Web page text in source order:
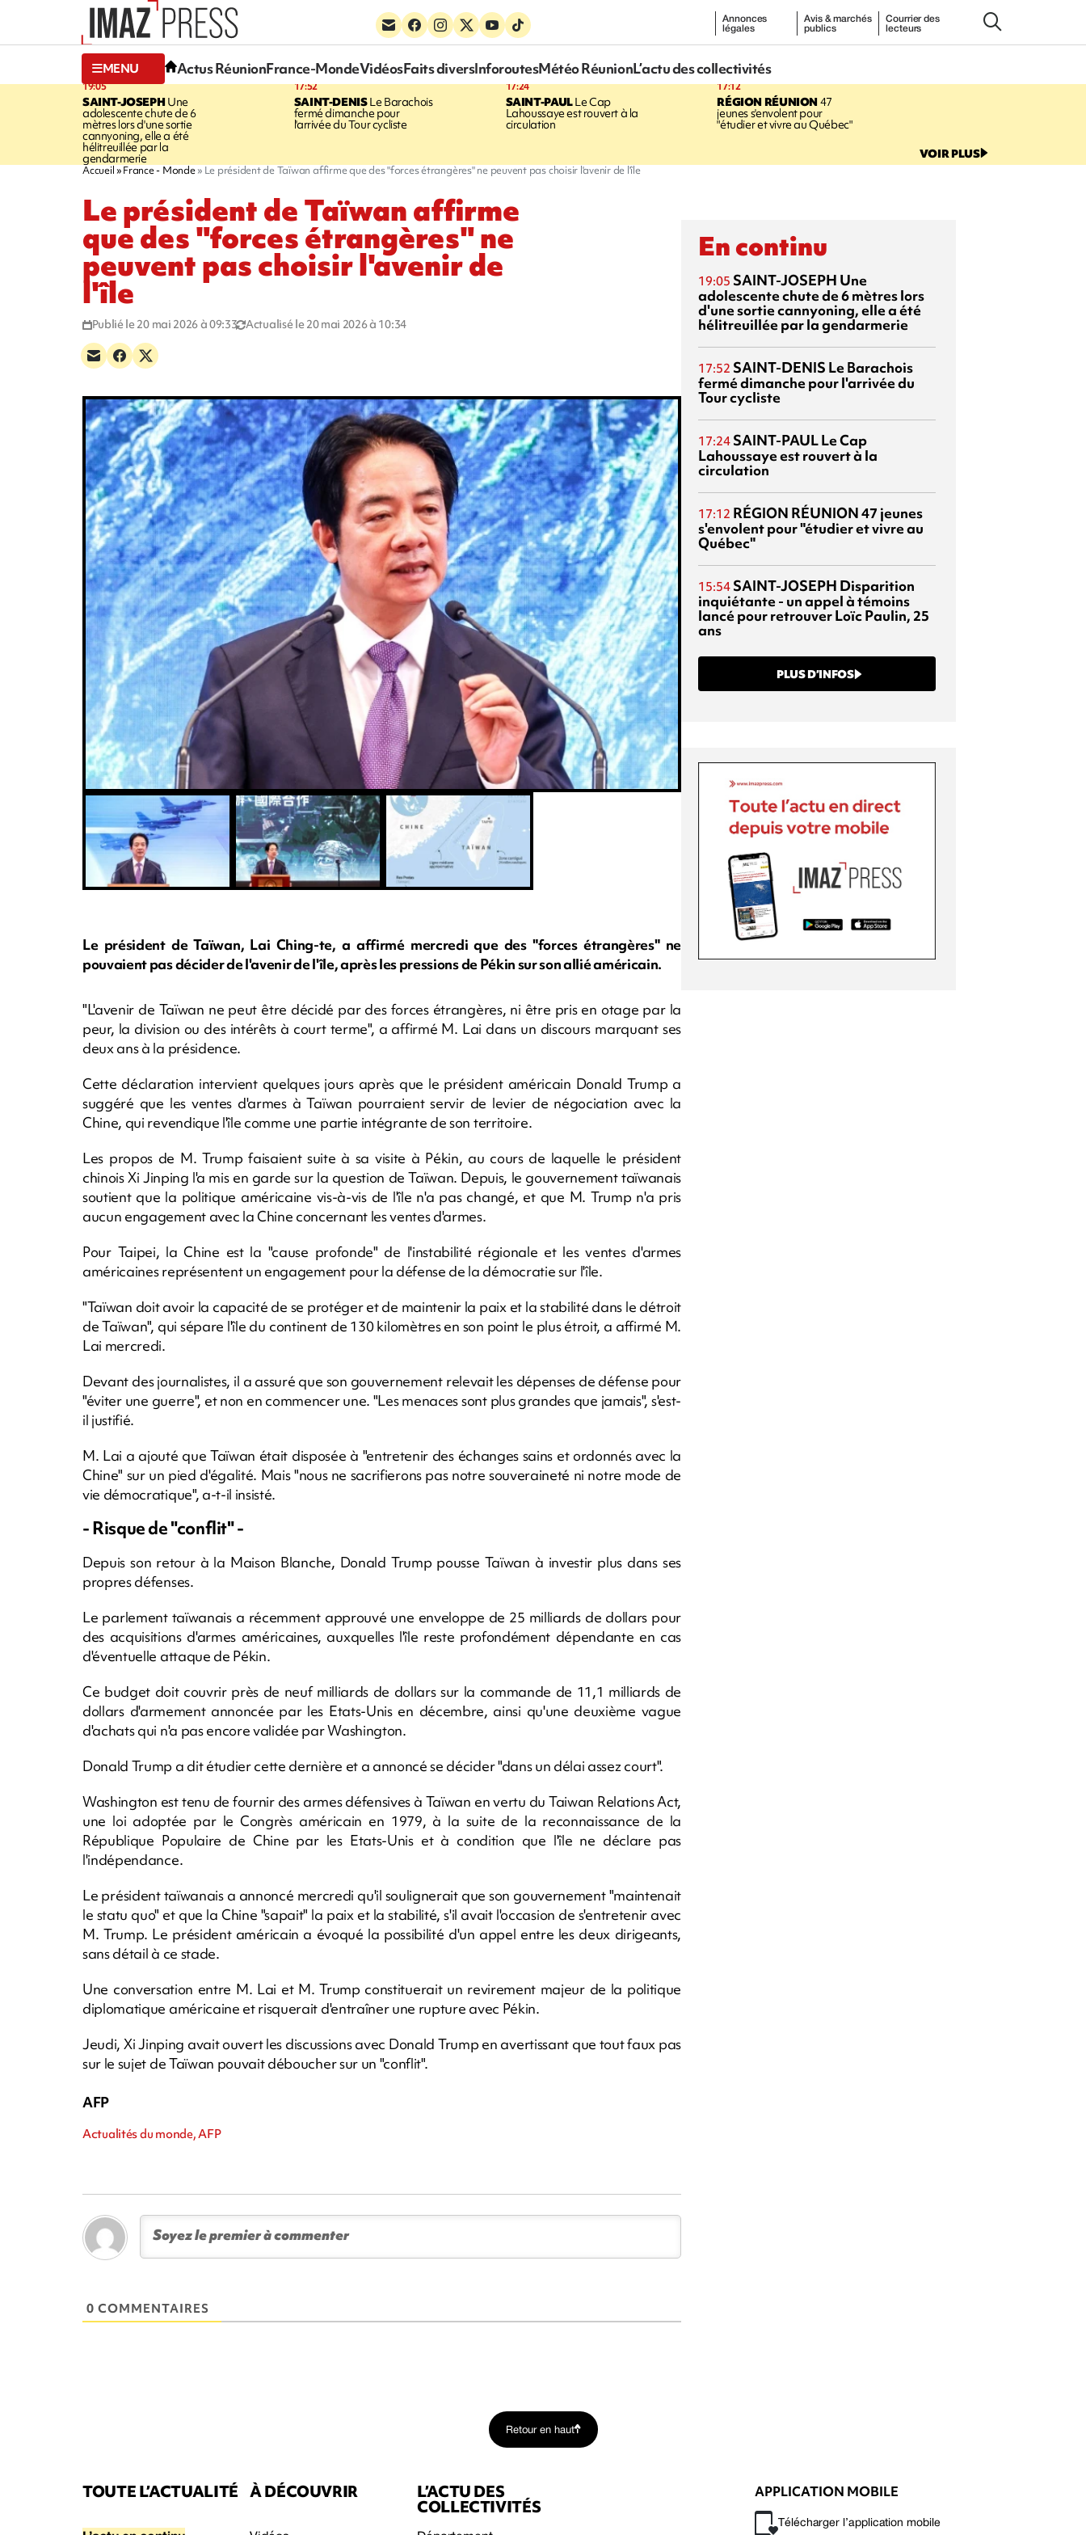
Annonces
légales
Avis & marchés
publics
Courrier des
lecteurs
MENU Actus RéunionFrance-MondeVidéosFaits diversInforoutesMétéo RéunionL’actu des collectivités
19:05
SAINT-JOSEPHUne
adolescente chute de 6
mètres lors d'une sortie
cannyoning, elle a été
hélitreuillée par la
gendarmerie
17:52
SAINT-DENISLe Barachois
fermé dimanche pour
l'arrivée du Tour cycliste
17:24
SAINT-PAULLe Cap
Lahoussaye est rouvert à la
circulation
17:12
RÉGION RÉUNION47
jeunes s'envolent pour
"étudier et vivre au Québec"
VOIR PLUS
Accueil France - Monde Le président de Taïwan affirme que des "forces étrangères" ne peuvent pas choisir l'avenir de l'île
Le président de Taïwan affirme
que des "forces étrangères" ne
peuvent pas choisir l'avenir de
l'île
Publié le 20 mai 2026 à 09:33 Actualisé le 20 mai 2026 à 10:34
Le président de Taïwan, Lai Ching-te, a affirmé mercredi que des "forces étrangères" ne
pouvaient pas décider de l'avenir de l'île, après les pressions de Pékin sur son allié américain.
"L'avenir de Taïwan ne peut être décidé par des forces étrangères, ni être pris en otage par la
peur, la division ou des intérêts à court terme", a affirmé M. Lai dans un discours marquant ses
deux ans à la présidence.
Cette déclaration intervient quelques jours après que le président américain Donald Trump a
suggéré que les ventes d'armes à Taïwan pourraient servir de levier de négociation avec la
Chine, qui revendique l'île comme une partie intégrante de son territoire.
Les propos de M. Trump faisaient suite à sa visite à Pékin, au cours de laquelle le président
chinois Xi Jinping l'a mis en garde sur la question de Taïwan. Depuis, le gouvernement taïwanais
soutient que la politique américaine vis-à-vis de l'île n'a pas changé, et que M. Trump n'a pris
aucun engagement avec la Chine concernant les ventes d'armes.
Pour Taipei, la Chine est la "cause profonde" de l'instabilité régionale et les ventes d'armes
américaines représentent un engagement pour la défense de la démocratie sur l'île.
"Taïwan doit avoir la capacité de se protéger et de maintenir la paix et la stabilité dans le détroit
de Taïwan", qui sépare l'île du continent de 130 kilomètres en son point le plus étroit, a affirmé M.
Lai mercredi.
Devant des journalistes, il a assuré que son gouvernement relevait les dépenses de défense pour
"éviter une guerre", et non en commencer une. "Les menaces sont plus grandes que jamais", s'est-
il justifié.
M. Lai a ajouté que Taïwan était disposée à "entretenir des échanges sains et ordonnés avec la
Chine" sur un pied d'égalité. Mais "nous ne sacrifierons pas notre souveraineté ni notre mode de
vie démocratique", a-t-il insisté.
- Risque de "conflit" -
Depuis son retour à la Maison Blanche, Donald Trump pousse Taïwan à investir plus dans ses
propres défenses.
Le parlement taïwanais a récemment approuvé une enveloppe de 25 milliards de dollars pour
des acquisitions d'armes américaines, auxquelles l'île reste profondément dépendante en cas
d'éventuelle attaque de Pékin.
Ce budget doit couvrir près de neuf milliards de dollars sur la commande de 11,1 milliards de
dollars d'armement annoncée par les Etats-Unis en décembre, ainsi qu'une deuxième vague
d'achats qui n'a pas encore validée par Washington.
Donald Trump a dit étudier cette dernière et a annoncé se décider "dans un délai assez court".
Washington est tenu de fournir des armes défensives à Taïwan en vertu du Taiwan Relations Act,
une loi adoptée par le Congrès américain en 1979, à la suite de la reconnaissance de la
République Populaire de Chine par les Etats-Unis et à condition que l'île ne déclare pas
l'indépendance.
Le président taïwanais a annoncé mercredi qu'il soulignerait que son gouvernement "maintenait
le statu quo" et que la Chine "sapait" la paix et la stabilité, s'il avait l'occasion de s'entretenir avec
M. Trump. Le président américain a évoqué la possibilité d'un appel entre les deux dirigeants,
sans détail à ce stade.
Une conversation entre M. Lai et M. Trump constituerait un revirement majeur de la politique
diplomatique américaine et risquerait d'entraîner une rupture avec Pékin.
Jeudi, Xi Jinping avait ouvert les discussions avec Donald Trump en avertissant que tout faux pas
sur le sujet de Taïwan pouvait déboucher sur un "conflit".
AFP
Actualités du monde, AFP
0 COMMENTAIRES
En continu
19:05 SAINT-JOSEPH Une
adolescente chute de 6 mètres lors
d'une sortie cannyoning, elle a été
hélitreuillée par la gendarmerie
17:52 SAINT-DENIS Le Barachois
fermé dimanche pour l'arrivée du
Tour cycliste
17:24 SAINT-PAULLe Cap
Lahoussaye est rouvert à la
circulation
17:12 RÉGION RÉUNION47 jeunes
s'envolent pour "étudier et vivre au
Québec"
15:54 SAINT-JOSEPH Disparition
inquiétante - un appel à témoins
lancé pour retrouver Loïc Paulin, 25
ans
PLUS D’INFOS
Retour en haut
TOUTE L’ACTUALITÉ À DÉCOUVRIR L’ACTU DES
COLLECTIVITÉS
APPLICATION MOBILE
Télécharger l’application mobile